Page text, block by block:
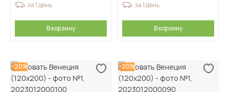
за 1 день
В корзину
за 1 день
В корзину
-20% -20%